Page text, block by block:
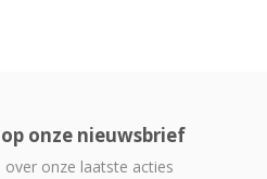
onze nieuwsbrief
onze laatste acties